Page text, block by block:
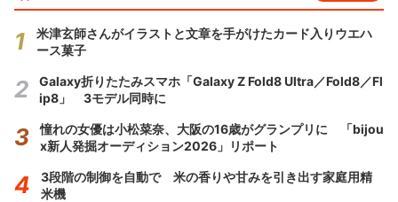
米津玄師さんがイラストと文章を手がけたカード入りウエハ
ース菓子
Galaxy折りたたみスマホ「Galaxy Z Fold8 Ultra／Fold8／Fl
ip8」 3モデル同時に
憧れの女優は小松菜奈、大阪の16歳がグランプリに 「bijou
x新人発掘オーディション2026」リポート
3段階の制御を自動で 米の香りや甘みを引き出す家庭用精
米機